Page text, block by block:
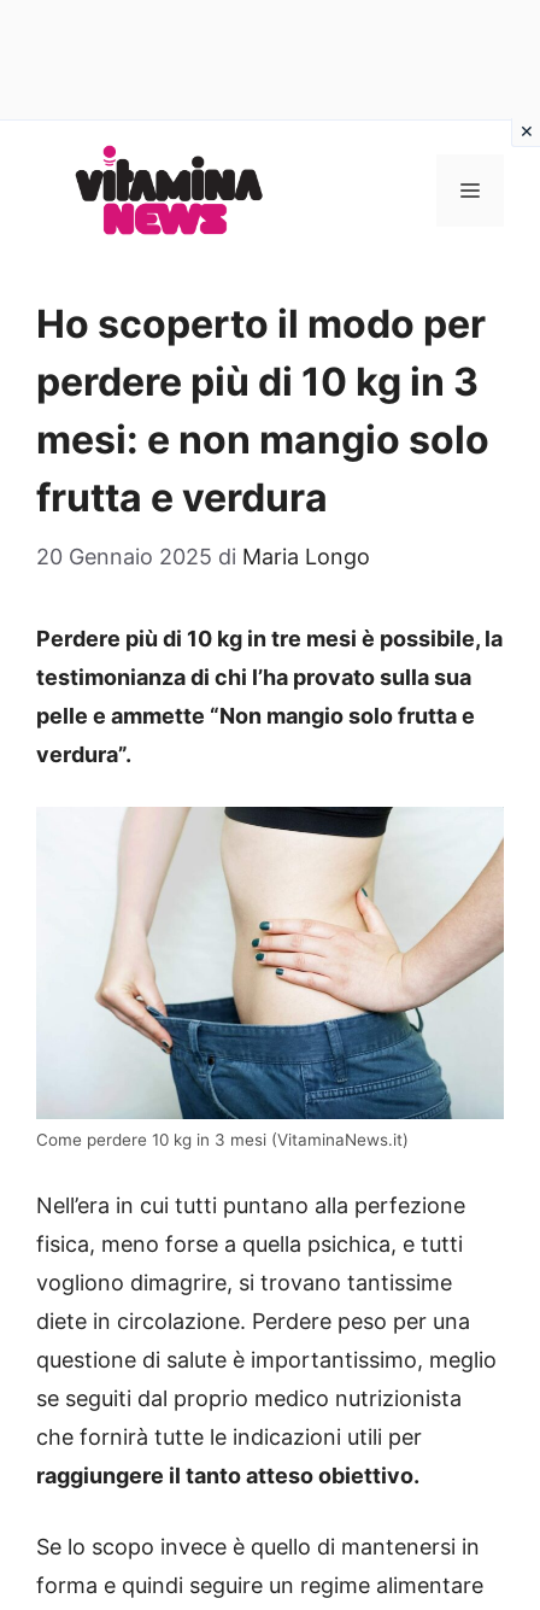
contenuto
MENU
Ho scoperto il modo per
perdere più di 10 kg in 3
mesi: e non mangio solo
frutta e verdura
20 Gennaio 2025 di Maria Longo
Perdere più di 10 kg in tre mesi è possibile, la
testimonianza di chi l’ha provato sulla sua
pelle e ammette “Non mangio solo frutta e
verdura”.
Come perdere 10 kg in 3 mesi (VitaminaNews.it)
Nell’era in cui tutti puntano alla perfezione
fisica, meno forse a quella psichica, e tutti
vogliono dimagrire, si trovano tantissime
diete in circolazione. Perdere peso per una
questione di salute è importantissimo, meglio
se seguiti dal proprio medico nutrizionista
che fornirà tutte le indicazioni utili per
raggiungere il tanto atteso obiettivo.
Se lo scopo invece è quello di mantenersi in
forma e quindi seguire un regime alimentare